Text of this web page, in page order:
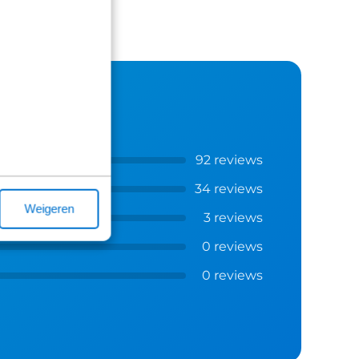
Weigeren
92 reviews
34 reviews
3 reviews
0 reviews
0 reviews